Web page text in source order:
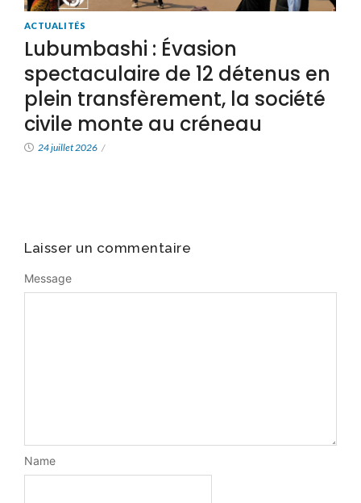
ACTUALITÉS
Lubumbashi : Évasion
spectaculaire de 12 détenus en
plein transfèrement, la société
civile monte au créneau
24 juillet 2026 /
Laisser un commentaire
Message
Name